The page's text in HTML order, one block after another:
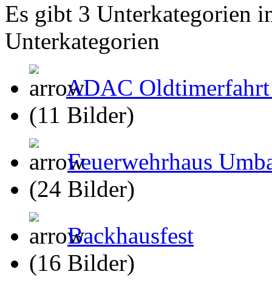
Es gibt 3 Unterkategorien
Unterkategorien
ADAC
(11 Bilder)
Feuerwehrhaus
(24 Bilder)
Backhausfest
(16 Bilder)